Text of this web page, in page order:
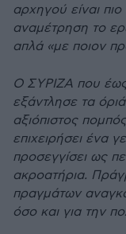
αρχηγού είναι
αναµέτρηση το
απλά «µε ποιον
Ο ΣΥΡΙΖΑ που έως
εξάντλησε τα
αξιόπιστος
επιχειρήσει ένα
προσεγγίσει ως
ακροατήρια.
πραγµάτων
όσο και για την